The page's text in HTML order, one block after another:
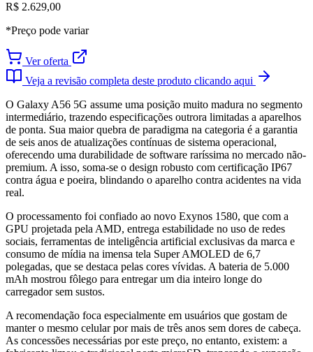
R$ 2.629,00
*Preço pode variar
Ver oferta
Veja a revisão completa deste produto clicando aqui
O Galaxy A56 5G assume uma posição muito madura no segmento
intermediário, trazendo especificações outrora limitadas a aparelhos
de ponta. Sua maior quebra de paradigma na categoria é a garantia
de seis anos de atualizações contínuas de sistema operacional,
oferecendo uma durabilidade de software raríssima no mercado não-
premium. A isso, soma-se o design robusto com certificação IP67
contra água e poeira, blindando o aparelho contra acidentes na vida
real.
O processamento foi confiado ao novo Exynos 1580, que com a
GPU projetada pela AMD, entrega estabilidade no uso de redes
sociais, ferramentas de inteligência artificial exclusivas da marca e
consumo de mídia na imensa tela Super AMOLED de 6,7
polegadas, que se destaca pelas cores vívidas. A bateria de 5.000
mAh mostrou fôlego para entregar um dia inteiro longe do
carregador sem sustos.
A recomendação foca especialmente em usuários que gostam de
manter o mesmo celular por mais de três anos sem dores de cabeça.
As concessões necessárias por este preço, no entanto, existem: a